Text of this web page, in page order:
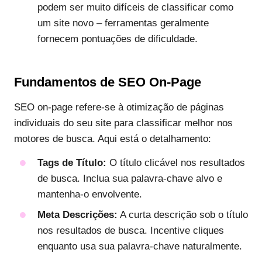
podem ser muito difíceis de classificar como
um site novo – ferramentas geralmente
fornecem pontuações de dificuldade.
Fundamentos de SEO On-Page
SEO on-page refere-se à otimização de páginas
individuais do seu site para classificar melhor nos
motores de busca. Aqui está o detalhamento:
Tags de Título: O título clicável nos resultados
de busca. Inclua sua palavra-chave alvo e
mantenha-o envolvente.
Meta Descrições: A curta descrição sob o título
nos resultados de busca. Incentive cliques
enquanto usa sua palavra-chave naturalmente.